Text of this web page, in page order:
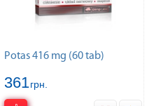
Potas 416 mg (60 tab)
361грн.